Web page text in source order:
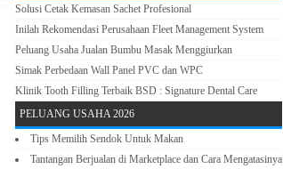
Solusi Cetak Kemasan Sachet Profesional
Inilah Rekomendasi Perusahaan Fleet Management System
Peluang Usaha Jualan Bumbu Masak Menggiurkan
Simak Perbedaan Wall Panel PVC dan WPC
Klinik Tooth Filling Terbaik BSD : Signature Dental Care
PELUANG USAHA 2026
Tips Memilih Sendok Untuk Makan
Tantangan Berjualan di Marketplace dan Cara Mengatasinya